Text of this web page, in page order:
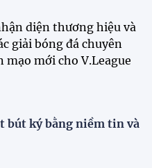
U23 Việt Nam hội quân
mưa, sẵn sàng cho chiến